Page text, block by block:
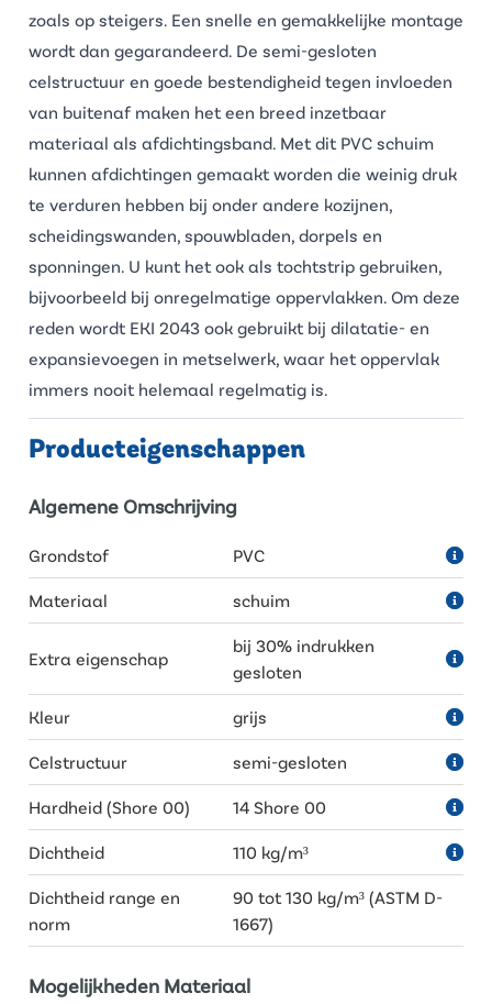
zoals op steigers. Een snelle en gemakkelijke montage
wordt dan gegarandeerd. De semi-gesloten
celstructuur en goede bestendigheid tegen invloeden
van buitenaf maken het een breed inzetbaar
materiaal als afdichtingsband. Met dit PVC schuim
kunnen afdichtingen gemaakt worden die weinig druk
te verduren hebben bij onder andere kozijnen,
scheidingswanden, spouwbladen, dorpels en
sponningen. U kunt het ook als tochtstrip gebruiken,
bijvoorbeeld bij onregelmatige oppervlakken. Om deze
reden wordt EKI 2043 ook gebruikt bij dilatatie- en
expansievoegen in metselwerk, waar het oppervlak
immers nooit helemaal regelmatig is.
Producteigenschappen
Algemene Omschrijving
Grondstof PVC
Materiaal schuim
Extra eigenschap
bij 30% indrukken
gesloten
Kleur grijs
Celstructuur semi-gesloten
Hardheid (Shore 00) 14 Shore 00
Dichtheid 110 kg/m³
Dichtheid range en
norm
90 tot 130 kg/m³ (ASTM D-
1667)
Mogelijkheden Materiaal